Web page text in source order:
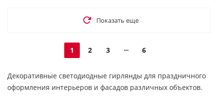
Показать еще
1 2 3 6
Декоративные светодиодные гирлянды для праздничного
оформления интерьеров и фасадов различных объектов.